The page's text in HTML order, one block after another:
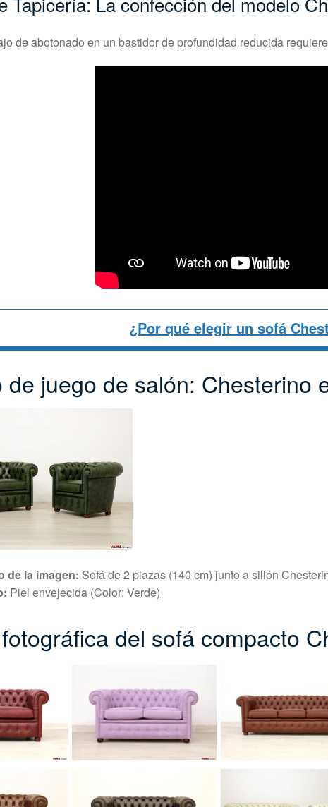
de abotonado en un bastidor de profundidad reducida
¿Por qué elegir un sofá
de juego de salón: Chesterino
de la imagen: Sofá de 2 plazas (140 cm) junto a sillón
Piel envejecida (Color: Verde)
del sofá compacto